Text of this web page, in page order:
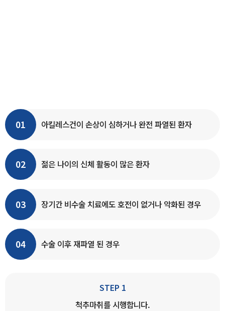
01 아킬레스건이 손상이 심하거나 완전 파열된 환자
02 젊은 나이의 신체 활동이 많은 환자
03 장기간 비수술 치료에도 호전이 없거나 악화된 경우
04 수술 이후 재파열 된 경우
STEP 1
척추마취를 시행합니다.